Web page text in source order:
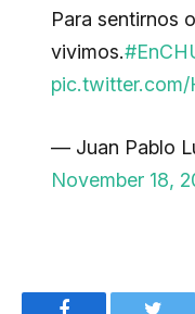
Para sentirnos
vivimos.
pic.twitter.com/
— Juan Pablo
November 18,